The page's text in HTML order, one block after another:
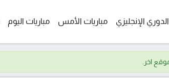
الدوري الإنجليزي مباريات الأمس مباريات اليوم